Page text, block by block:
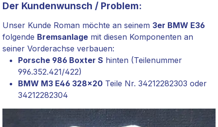
Der Kundenwunsch / Problem:
Unser Kunde Roman möchte an seinem 3er BMW E36
folgende Bremsanlage mit diesen Komponenten an
seiner Vorderachse verbauen:
Porsche 986 Boxter S hinten (Teilenummer
996.352.421/422)
BMW M3 E46 328x20 Teile Nr. 34212282303 oder
34212282304